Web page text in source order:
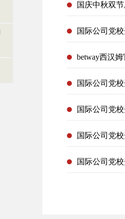
国庆中秋双
国际公司党
betway西汉
国际公司党
国际公司党
国际公司党